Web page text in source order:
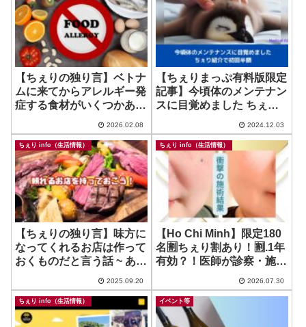
【ちぇりの独り言】ベトナ
ムに来てからアレルギー発
症する食材がいくつかある
2026.02.08
【ちぇりまっぷ有料版限定
記事】今頃体のメンテナン
スに目覚めました ちぇり
2024.12.03
ちぇり info（生活情報）
【ちぇりの独り言】味方に
なってくれるお店は作って
おくものだと言う話 ~ あり
2025.09.20
ちぇり info（生活情報）
【Ho Chi Minh】限定180
名🈹ちぇり割あり！🈹.1年
有効？！医師が診察・施術
~ ROSEREVE
2026.07.30
ちぇり info（生活情報） イベント等